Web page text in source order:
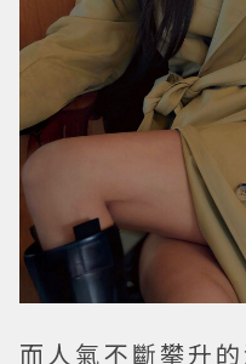
而人氣不斷攀升